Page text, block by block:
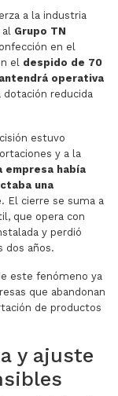
a la industria
Grupo TN
en el
el despido de 70
operativa
dotación reducida
estuvo
y a la
empresa había
una
. El cierre se suma a
que opera con
y perdió
dos años.
este fenómeno ya
que abandonan
de productos
y ajuste